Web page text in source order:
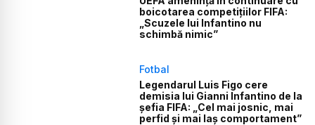
boicotarea competițiilor FIFA:
„Scuzele lui Infantino nu
schimbă nimic”
Fotbal
Legendarul Luis Figo cere
demisia lui Gianni Infantino de la
șefia FIFA: „Cel mai josnic, mai
perfid și mai laș comportament”